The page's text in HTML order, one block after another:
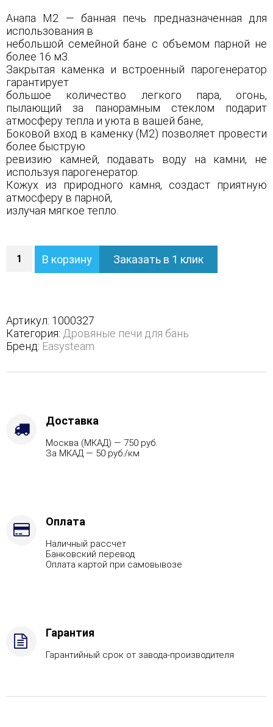
Анапа М2 — банная печь предназначенная для
использования в
небольшой семейной бане с объемом парной не
более 16 м3.
Закрытая каменка и встроенный парогенератор
гарантирует
большое количество легкого пара, огонь,
пылающий за панорамным стеклом подарит
атмосферу тепла и уюта в вашей бане,
Боковой вход в каменку (М2) позволяет провести
более быструю
ревизию камней, подавать воду на камни, не
используя парогенератор.
Кожух из природного камня, создаст приятную
атмосферу в парной,
излучая мягкое тепло.
Печь
Анапа
полноценном
кожухе
с
открытым
Футеровка,
Варианты
AISI
Боковой
вход
В корзину Заказать в 1 клик
Артикул: 1000327
Категория: Дровяные печи для бань
Бренд: Easysteam
Доставка
Москва (МКАД) — 750 руб.
За МКАД — 50 руб./км
Оплата
Наличный рассчет
Банковский перевод
Оплата картой при самовывозе
Гарантия
Гарантийный срок от завода-производителя